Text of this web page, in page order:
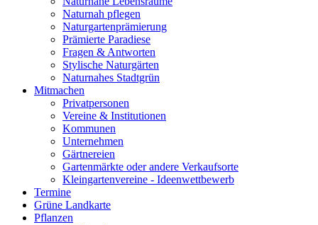
Naturnah pflegen
Naturgartenprämierung
Prämierte Paradiese
Fragen & Antworten
Stylische Naturgärten
Naturnahes Stadtgrün
Mitmachen
Privatpersonen
Vereine & Institutionen
Kommunen
Unternehmen
Gärtnereien
Gartenmärkte oder andere Verkaufsorte
Kleingartenvereine - Ideenwettbewerb
Termine
Grüne Landkarte
Pflanzen